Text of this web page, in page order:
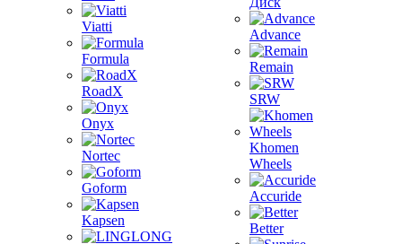
Viatti
Formula
RoadX
Onyx
Nortec
Goform
Kapsen
Advance
Remain
SRW
Khomen
Wheels
Accuride
Better